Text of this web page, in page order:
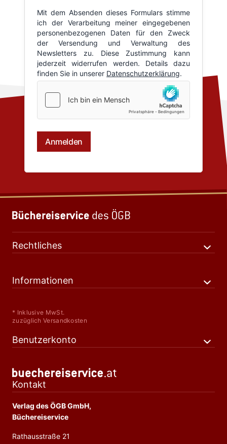
Rechtliches
Informationen
* Inklusive MwSt.
zuzüglich Versandkosten
Benutzerkonto
Kontakt
Verlag des ÖGB GmbH,
Büchereiservice
Rathausstraße 21